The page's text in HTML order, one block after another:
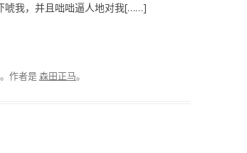
唬我，并且咄咄逼人地对我[……]
作者是森田正马。